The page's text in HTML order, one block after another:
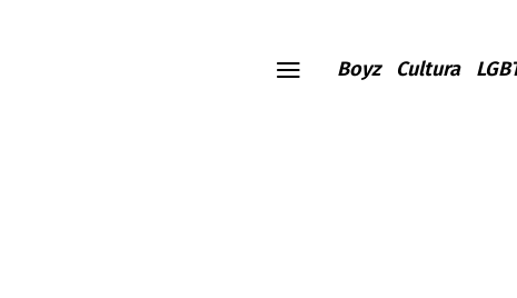
Boyz Cultura